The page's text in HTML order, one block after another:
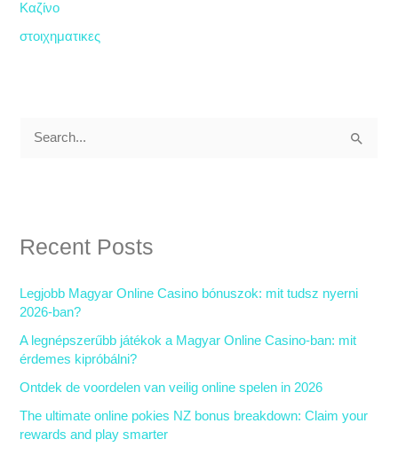
Καζίνο
στοιχηματικες
c
f
r
Recent Posts
Legjobb Magyar Online Casino bónuszok: mit tudsz nyerni
2026-ban?
A legnépszerűbb játékok a Magyar Online Casino-ban: mit
érdemes kipróbálni?
Ontdek de voordelen van veilig online spelen in 2026
The ultimate online pokies NZ bonus breakdown: Claim your
rewards and play smarter